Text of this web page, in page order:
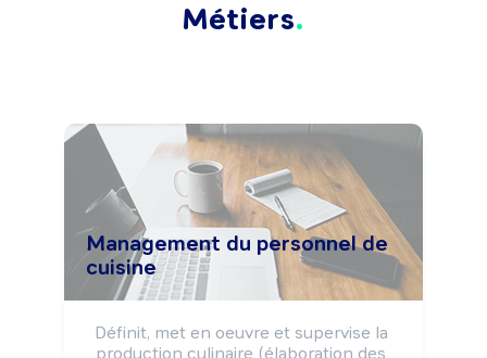
Métiers
Management du personnel de
cuisine
Définit, met en oeuvre et supervise la
production culinaire (élaboration des